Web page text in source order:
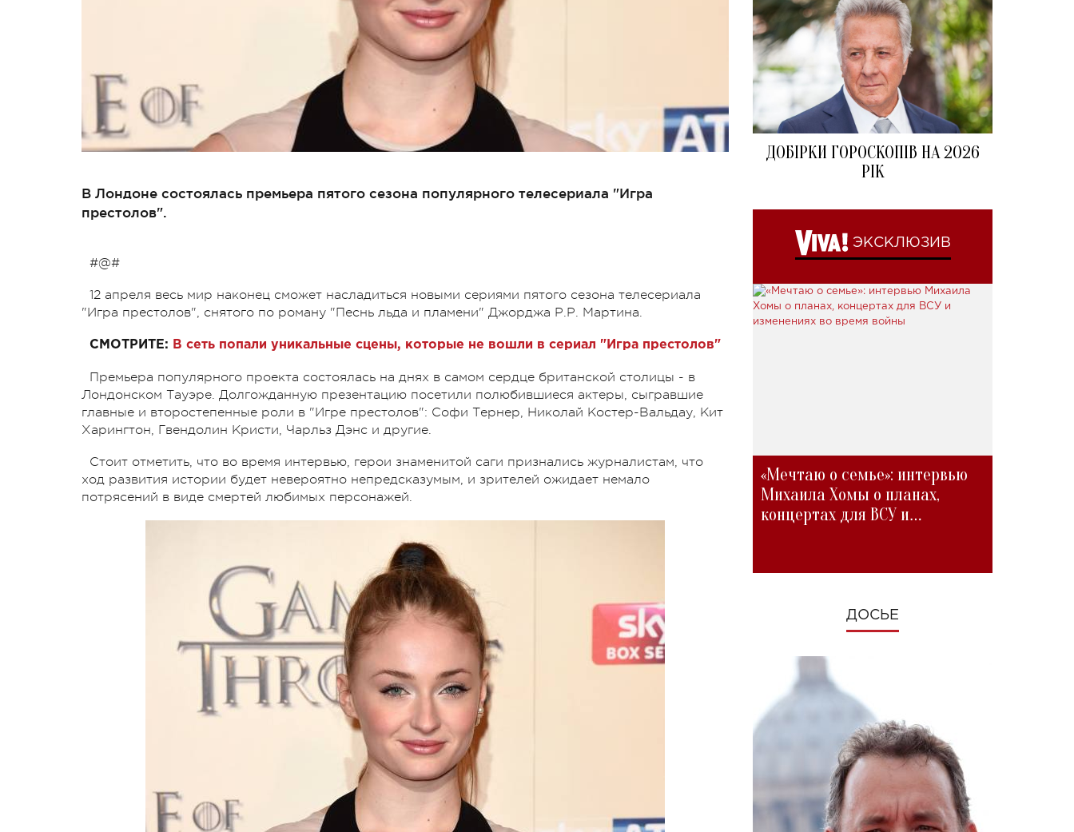
В Лондоне состоялась премьера пятого сезона популярного телесериала "Игра
престолов".
#@#
12 апреля весь мир наконец сможет насладиться новыми сериями пятого сезона телесериала
"Игра престолов", снятого по роману "Песнь льда и пламени" Джорджа Р.Р. Мартина.
СМОТРИТЕ: В сеть попали уникальные сцены, которые не вошли в сериал "Игра престолов"
Премьера популярного проекта состоялась на днях в самом сердце британской столицы - в
Лондонском Тауэре. Долгожданную презентацию посетили полюбившиеся актеры, сыгравшие
главные и второстепенные роли в "Игре престолов": Софи Тернер, Николай Костер-Вальдау, Кит
Харингтон, Гвендолин Кристи, Чарльз Дэнс и другие.
Стоит отметить, что во время интервью, герои знаменитой саги признались журналистам, что
ход развития истории будет невероятно непредсказумым, и зрителей ожидает немало
потрясений в виде смертей любимых персонажей.
ДОБІРКИ ГОРОСКОПІВ НА 2026
РІК
ЭКСКЛЮЗИВ
«Мечтаю о семье»: интервью
Михаила Хомы о планах,
концертах для ВСУ и
ДОСЬЕ